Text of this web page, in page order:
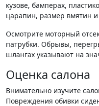
кузове, бамперах,
царапин, размер вмятин и
Осмотрите моторный
патрубки. Обрывы,
шлангах указывают на
Оценка салона
Внимательно изучите
Повреждения обивки